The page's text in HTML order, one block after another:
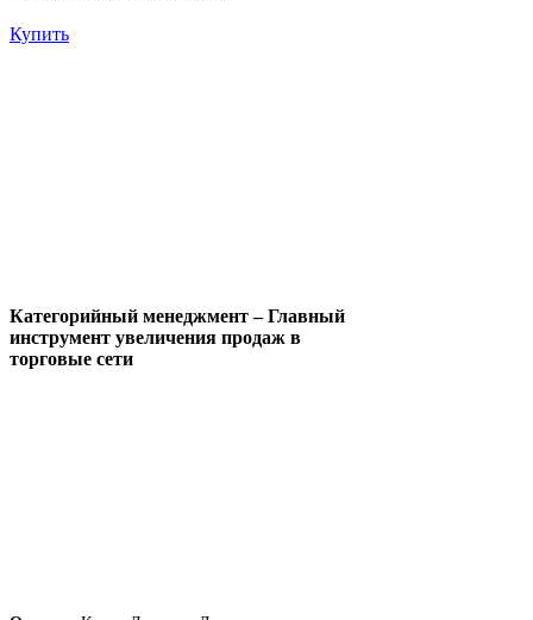
Купить
Категорийный менеджмент – Главный
инструмент увеличения продаж в
торговые сети